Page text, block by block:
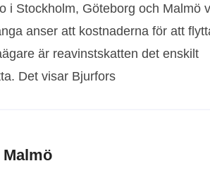
i Stockholm, Göteborg och Malmö
anser att kostnaderna för att
är reavinstskatten det enskilt
Det visar Bjurfors